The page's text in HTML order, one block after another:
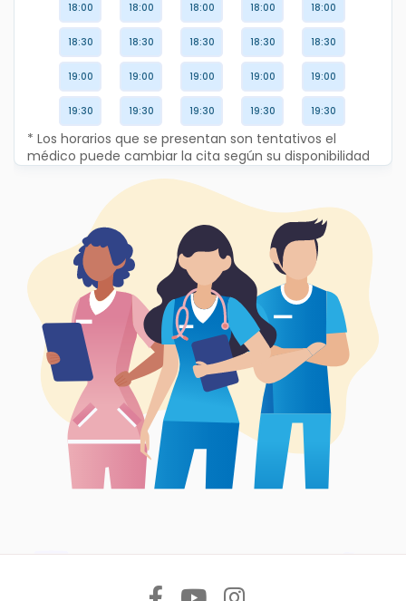
18:00
18:30
19:00
19:30
18:00
18:30
19:00
19:30
18:00
18:30
19:00
19:30
18:00
18:30
19:00
19:30
18:00
18:30
19:00
19:30
* Los horarios que se presentan son tentativos el
médico puede cambiar la cita según su disponibilidad